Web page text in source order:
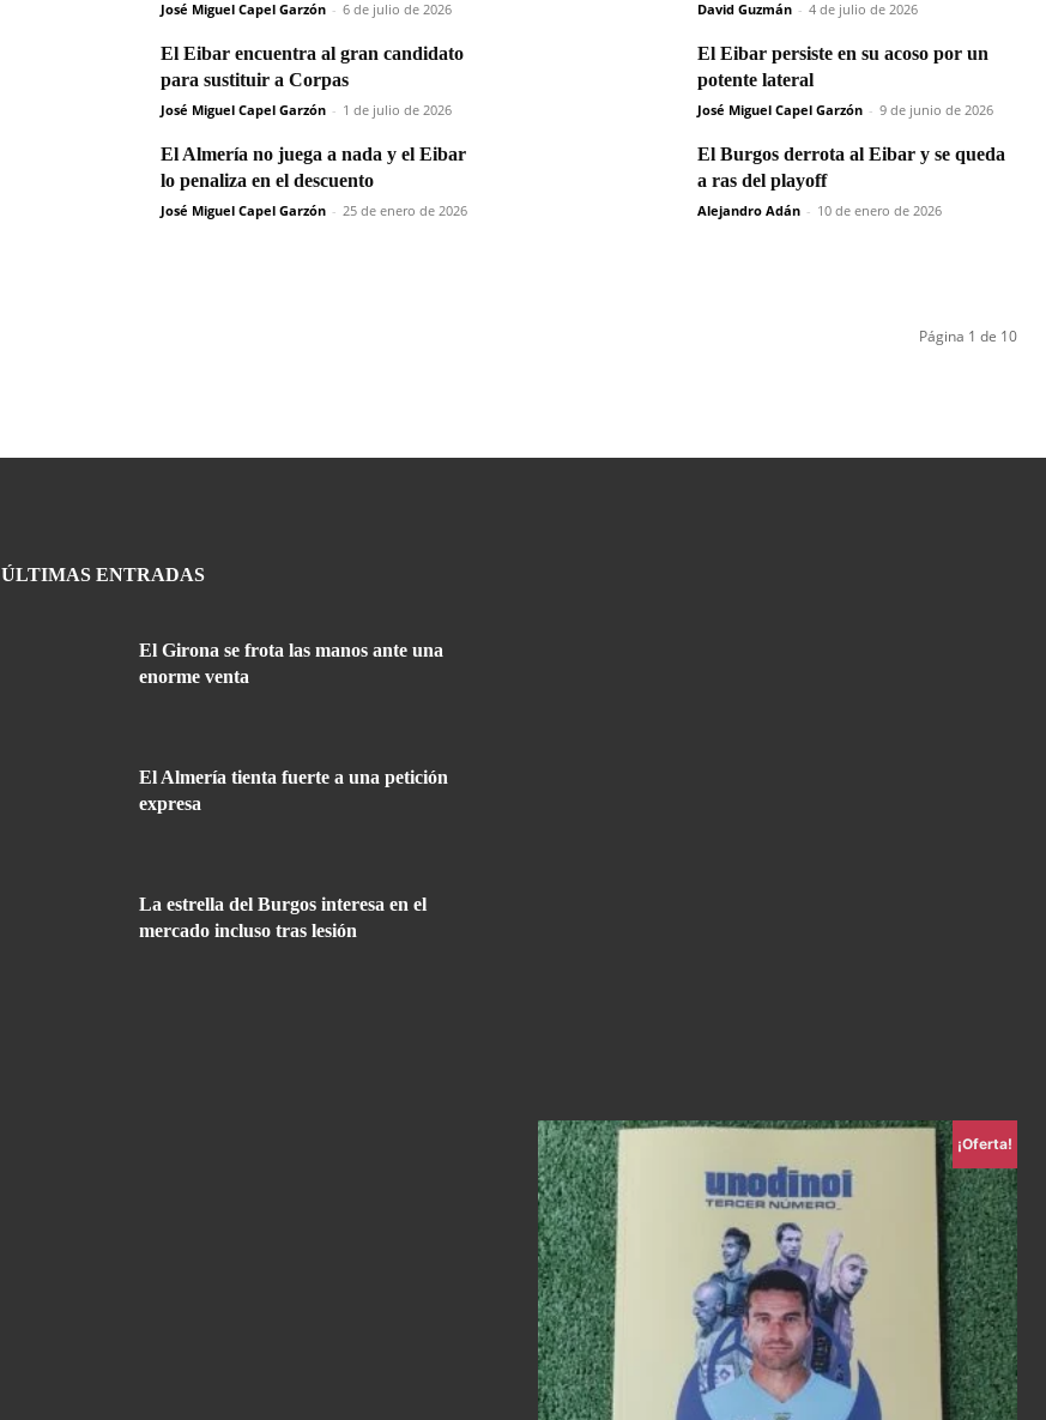
José Miguel Capel Garzón - 6 de julio de 2026 David Guzmán - 4 de julio de 2026
El Eibar encuentra al gran candidato
para sustituir a Corpas
José Miguel Capel Garzón - 1 de julio de 2026
El Eibar persiste en su acoso por un
potente lateral
José Miguel Capel Garzón - 9 de junio de 2026
El Almería no juega a nada y el Eibar
lo penaliza en el descuento
José Miguel Capel Garzón - 25 de enero de 2026
El Burgos derrota al Eibar y se queda
a ras del playoff
Alejandro Adán - 10 de enero de 2026
Página 1 de 10
ÚLTIMAS ENTRADAS
El Girona se frota las manos ante una
enorme venta
El Almería tienta fuerte a una petición
expresa
La estrella del Burgos interesa en el
mercado incluso tras lesión
¡Oferta!